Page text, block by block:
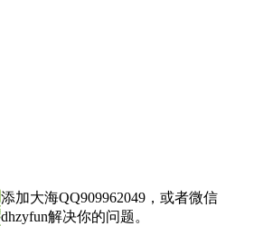
添加大海QQ909962049，或者微信
dhzyfun解决你的问题。